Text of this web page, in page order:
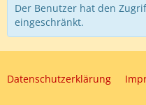
Der Benutzer hat den
eingeschränkt.
Datenschutzerklärung